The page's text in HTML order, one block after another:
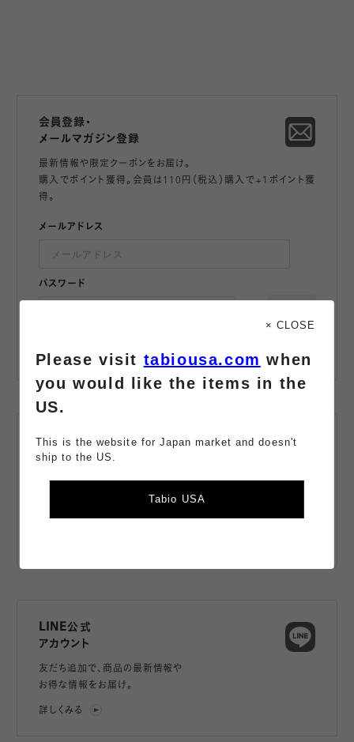
会員登録・
メールマガジン登録
最新情報や限定クーポンをお届け。
購入でポイント獲得。会員は110円（税込）購入で+1ポイント獲
得。
メールアドレス
パスワード
スマートフォン
アプリ
商品の購入、店舗の在庫確認、
アプリ限定のコンテンツやクーポンが
LINE公式
アカウント
友だち追加で、 商品の最新情報や
お得な情報をお届け。
詳しくみる
× CLOSE
Please visit tabiousa.com when
you would like the items in the
US.
This is the website for Japan market and doesn't
ship to the US.
Tabio USA